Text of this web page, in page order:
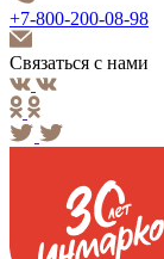
+7-800-200-08-98
Связаться с нами